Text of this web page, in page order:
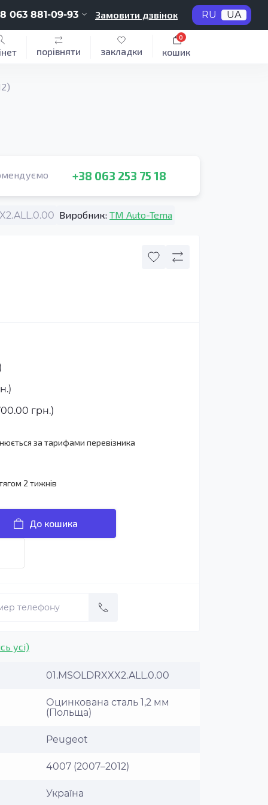
063 881-09-93 Замовити дзвінок RU UA
порівняти закладки кошик
0
+38 063 253 75 18
Виробник: TM Auto-Tema
грн.)
за тарифами перевізника
2 тижнів
До кошика
усі)
01.MSOLDRXXX2.ALL.0.00
Оцинкована сталь 1,2 мм
(Польща)
Peugeot
4007 (2007–2012)
Україна